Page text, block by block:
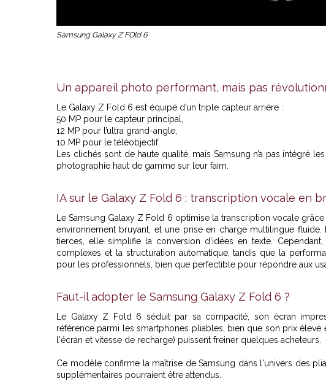
Samsung Galaxy Z FOld 6
Un appareil photo performant, mais pas
Le Galaxy Z Fold 6 est équipé d’un triple capteur arrière :
50 MP pour le capteur principal,
12 MP pour l’ultra grand-angle,
10 MP pour le téléobjectif.
Les clichés sont de haute qualité, mais Samsung n’a pas intégré
photographie haut de gamme sur leur faim.
IA sur le Galaxy Z Fold 6 : transcription vocale en
Le Samsung Galaxy Z Fold 6 optimise la transcription vocale
environnement bruyant, et une prise en charge multilingue
tierces, elle simplifie la conversion d’idées en texte.
complexes et la structuration automatique, tandis que la
pour les professionnels, bien que perfectible pour répondre aux
Faut-il adopter le Samsung Galaxy Z Fold 6 ?
Le Galaxy Z Fold 6 séduit par sa compacité, son écran
référence parmi les smartphones pliables, bien que son prix
l'écran et vitesse de recharge) puissent freiner quelques acheteurs.
Ce modèle confirme la maîtrise de Samsung dans l'univers des
supplémentaires pourraient être attendus.